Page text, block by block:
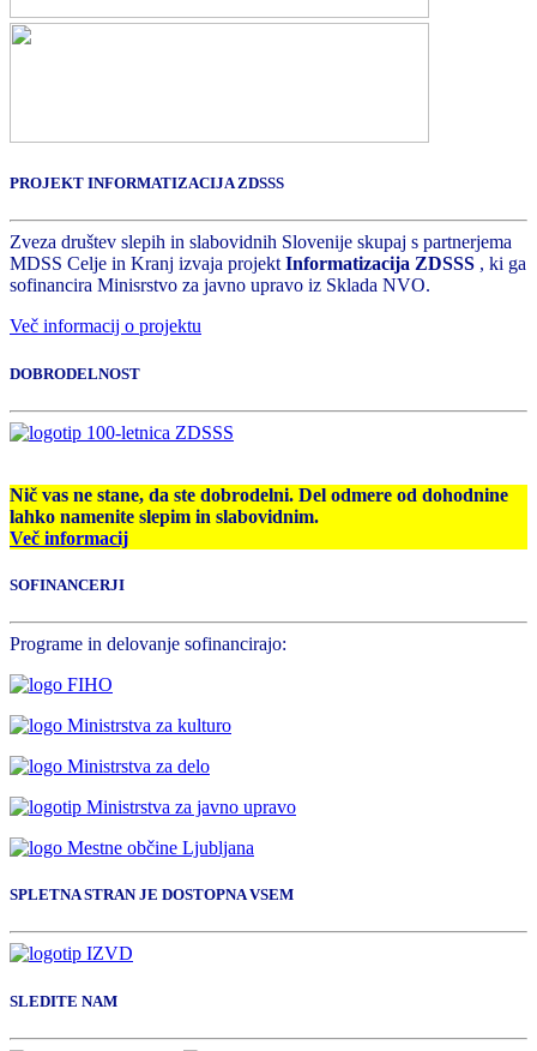
PROJEKT INFORMATIZACIJA ZDSSS
Zveza društev slepih in slabovidnih Slovenije skupaj s partnerjema
MDSS Celje in Kranj izvaja projektInformatizacija ZDSSS , ki ga
sofinancira Minisrstvo za javno upravo iz Sklada NVO.
Več informacij o projektu
DOBRODELNOST
Nič vas ne stane, da ste dobrodelni. Del odmere od dohodnine
lahko namenite slepim in slabovidnim.
Več informacij
SOFINANCERJI
Programe in delovanje sofinancirajo:
SPLETNA STRAN JE DOSTOPNA VSEM
SLEDITE NAM